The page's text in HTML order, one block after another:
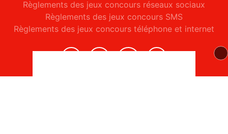
Règlements des jeux concours réseaux sociaux
Règlements des jeux concours SMS
Règlements des jeux concours téléphone et internet